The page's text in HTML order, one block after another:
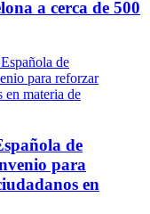
a cerca de 500
de
para
en